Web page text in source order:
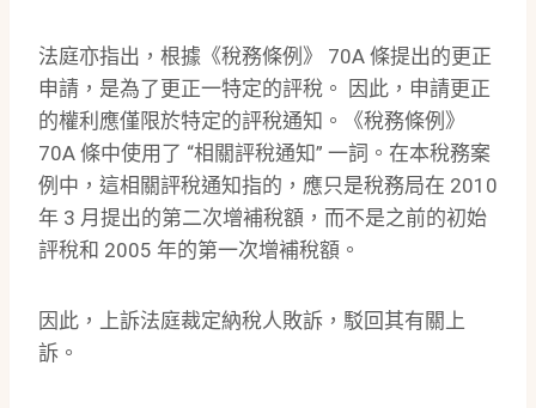
法庭亦指出，根據《稅務條例》 70A 條提出的更正
申請，是為了更正一特定的評稅。 因此，申請更正
的權利應僅限於特定的評稅通知。《稅務條例》
70A 條中使用了 “相關評稅通知” 一詞。在本稅務案
例中，這相關評稅通知指的，應只是稅務局在 2010
年 3 月提出的第二次增補稅額，而不是之前的初始
評稅和 2005 年的第一次增補稅額。
因此，上訴法庭裁定納稅人敗訴，駁回其有關上
訴。